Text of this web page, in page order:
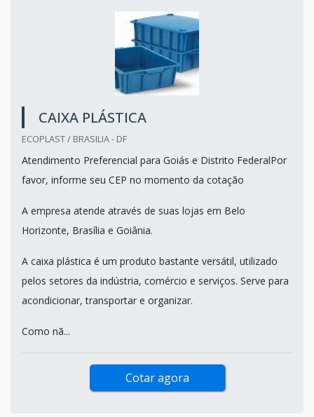
CAIXA PLÁSTICA
ECOPLAST / BRASILIA - DF
Atendimento Preferencial para Goiás e Distrito FederalPor
favor, informe seu CEP no momento da cotação
A empresa atende através de suas lojas em Belo
Horizonte, Brasília e Goiânia.
A caixa plástica é um produto bastante versátil, utilizado
pelos setores da indústria, comércio e serviços. Serve para
acondicionar, transportar e organizar.
Como nã...
Cotar agora